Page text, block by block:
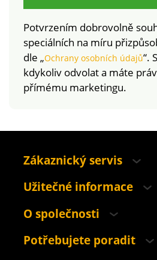
Potvrzením dobrovolně
speciálních na míru
dle „Ochrany osobních údajů“.
kdykoliv odvolat a máte
přímému marketingu.
Zákaznický servis
Užitečné informace
O společnosti
Potřebujete poradit